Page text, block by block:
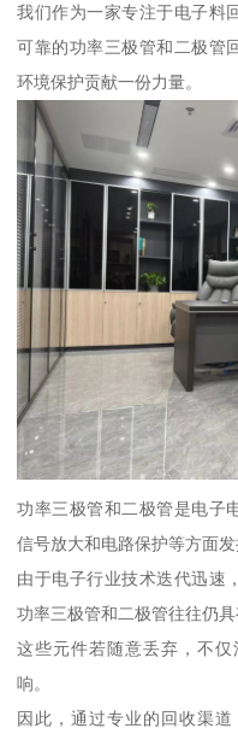
我们作为一家专注于电子料
可靠的功率三极管和二极管
环境保护贡献一份力量。
功率三极管和二极管是电子
信号放大和电路保护等方面发
由于电子行业技术迭代迅速
功率三极管和二极管往往仍具
这些元件若随意丢弃，不
响。
因此，通过专业的回收渠